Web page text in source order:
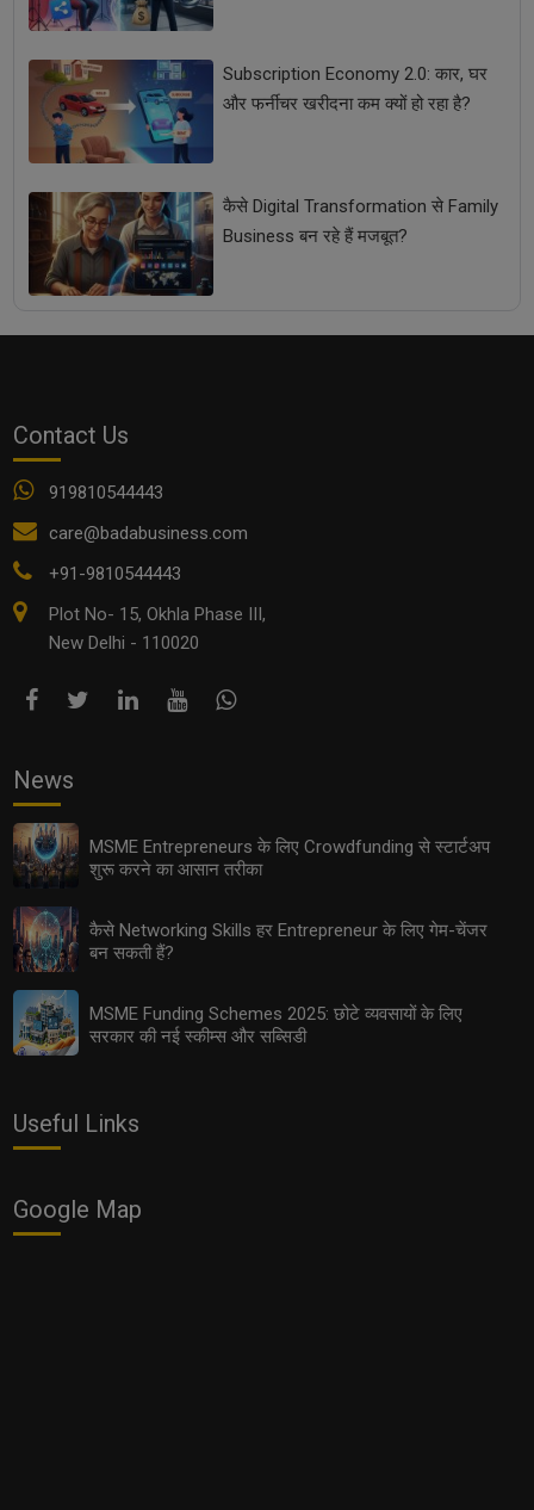
Subscription Economy 2.0: कार, घर
और फर्नीचर खरीदना कम क्यों हो रहा है?
कैसे Digital Transformation से Family
Business बन रहे हैं मजबूत?
Contact Us
919810544443
care@badabusiness.com
+91-9810544443
Plot No- 15, Okhla Phase III,
New Delhi - 110020
News
MSME Entrepreneurs के लिए Crowdfunding से स्टार्टअप
शुरू करने का आसान तरीका
कैसे Networking Skills हर Entrepreneur के लिए गेम-चेंजर
बन सकती हैं?
MSME Funding Schemes 2025: छोटे व्यवसायों के लिए
सरकार की नई स्कीम्स और सब्सिडी
Useful Links
Google Map